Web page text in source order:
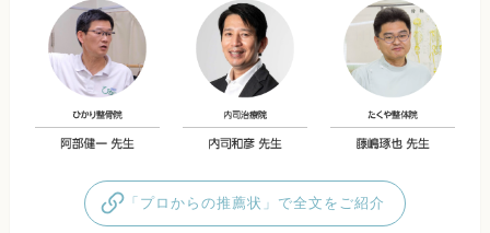
「プロからの推薦状」で全文をご紹介